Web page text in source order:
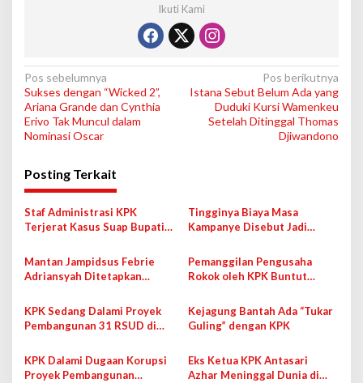
Ikuti Kami
N
a
v
g
a
s
p
o
s
Pos sebelumnya
Sukses dengan “Wicked 2”,
Ariana Grande dan Cynthia
Erivo Tak Muncul dalam
Nominasi Oscar
Pos berikutnya
Istana Sebut Belum Ada yang
Duduki Kursi Wamenkeu
Setelah Ditinggal Thomas
Djiwandono
Posting Terkait
Staf Administrasi KPK
Terjerat Kasus Suap Bupati
Tingginya Biaya Masa
Kampanye Disebut Jadi
Korupsi
Mantan Jampidsus Febrie
Adriansyah Ditetapkan
Dugaan Korupsi
Pemanggilan Pengusaha
Rokok oleh KPK Buntut
House
KPK Sedang Dalami Proyek
Pembangunan 31 RSUD di
Kejagung Bantah Ada “Tukar
Guling” dengan KPK
KPK Dalami Dugaan Korupsi
Proyek Pembangunan
Eks Ketua KPK Antasari
Azhar Meninggal Dunia di